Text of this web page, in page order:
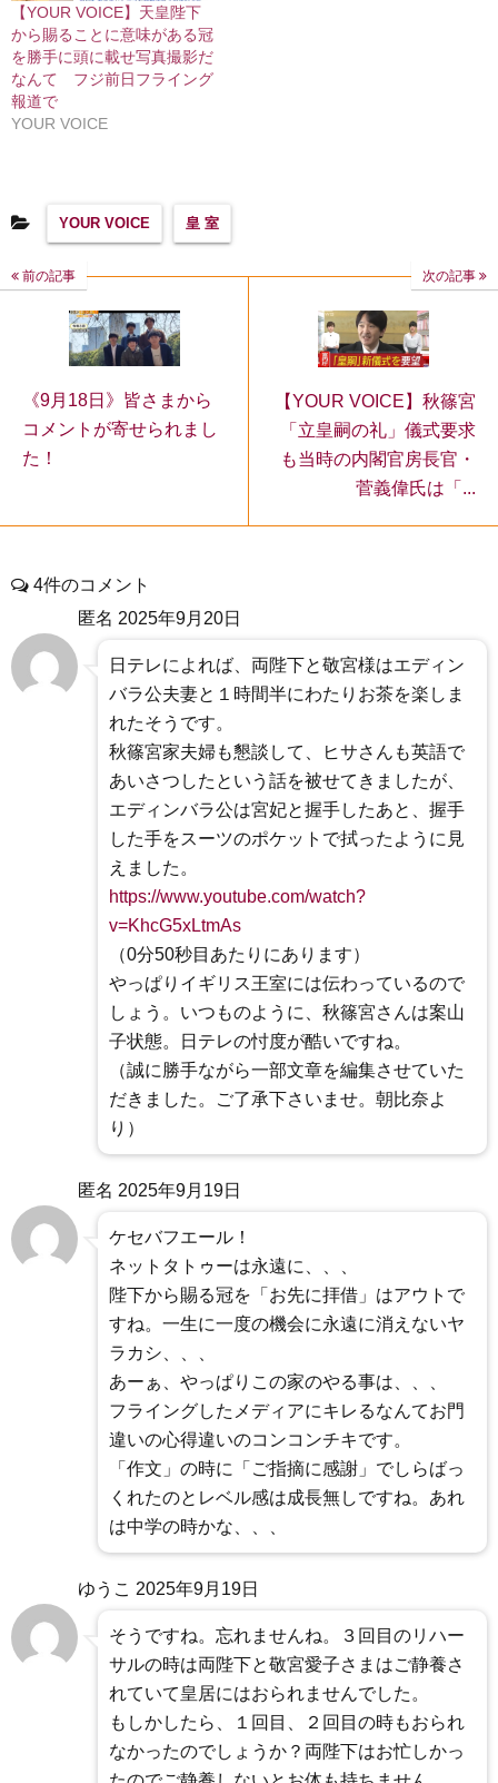
【YOUR VOICE】天皇陛下
から賜ることに意味がある冠
を勝手に頭に載せ写真撮影だ
なんて フジ前日フライング
報道で
YOUR VOICE
YOUR VOICE 皇 室
前の記事
《9月18日》皆さまから
コメントが寄せられまし
た！
次の記事
【YOUR VOICE】秋篠宮
「立皇嗣の礼」儀式要求
も当時の内閣官房長官・
菅義偉氏は「...
4件のコメント
匿名 2025年9月20日
日テレによれば、両陛下と敬宮様はエディン
バラ公夫妻と１時間半にわたりお茶を楽しま
れたそうです。
秋篠宮家夫婦も懇談して、ヒサさんも英語で
あいさつしたという話を被せてきましたが、
エディンバラ公は宮妃と握手したあと、握手
した手をスーツのポケットで拭ったように見
えました。
https://www.youtube.com/watch?
v=KhcG5xLtmAs
（0分50秒目あたりにあります）
やっぱりイギリス王室には伝わっているので
しょう。いつものように、秋篠宮さんは案山
子状態。日テレの忖度が酷いですね。
（誠に勝手ながら一部文章を編集させていた
だきました。ご了承下さいませ。朝比奈よ
り）
匿名 2025年9月19日
ケセバフエール！
ネットタトゥーは永遠に、、、
陛下から賜る冠を「お先に拝借」はアウトで
すね。一生に一度の機会に永遠に消えないヤ
ラカシ、、、
あーぁ、やっぱりこの家のやる事は、、、
フライングしたメディアにキレるなんてお門
違いの心得違いのコンコンチキです。
「作文」の時に「ご指摘に感謝」でしらばっ
くれたのとレベル感は成長無しですね。あれ
は中学の時かな、、、
ゆうこ 2025年9月19日
そうですね。忘れませんね。３回目のリハー
サルの時は両陛下と敬宮愛子さまはご静養さ
れていて皇居にはおられませんでした。
もしかしたら、１回目、２回目の時もおられ
なかったのでしょうか？両陛下はお忙しかっ